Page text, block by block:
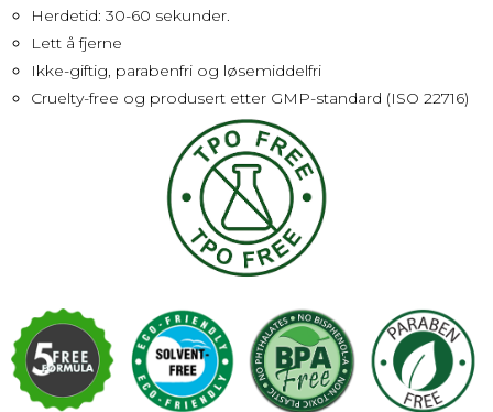
Herdetid: 30-60 sekunder.
Lett å fjerne
Ikke-giftig, parabenfri og løsemiddelfri
Cruelty-free og produsert etter GMP-standard (ISO 22716)